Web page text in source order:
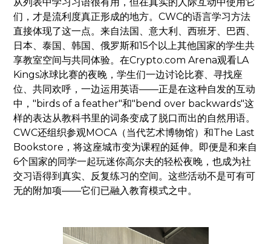
们，才是流利度真正形成的地方。CWC的语言学习方法
直接体现了这一点。来自法国、意大利、西班牙、巴西、
日本、泰国、韩国、俄罗斯和15个以上其他国家的学生共
享教室空间与共同体验。在Crypto.com Arena观看LA
Kings冰球比赛的夜晚，学生们一边讨论比赛、寻找座
位、共同欢呼，一边运用英语——正是在这种自发的互动
中，"birds of a feather"和"bend over backwards"这
样的表达从教科书里的词条变成了脱口而出的自然用语。
CWC还组织参观MOCA（当代艺术博物馆）和The Last
Bookstore，将这座城市变为课程的延伸。即便是和来自
6个国家的同学一起玩迷你高尔夫的轻松夜晚，也成为社
交习语得到真实、反复练习的空间。这些活动不是可有可
无的附加项——它们已融入教育模式之中。